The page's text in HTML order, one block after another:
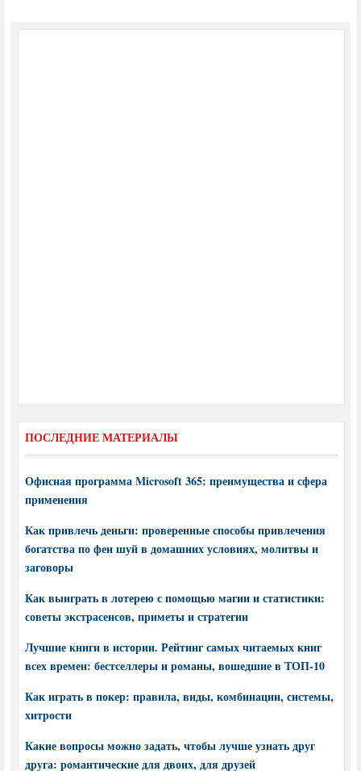
ПОСЛЕДНИЕ МАТЕРИАЛЫ
Офисная программа Microsoft 365: преимущества и сфера
применения
Как привлечь деньги: проверенные способы привлечения
богатства по фен шуй в домашних условиях, молитвы и
заговоры
Как выиграть в лотерею с помощью магии и статистики:
советы экстрасенсов, приметы и стратегии
Лучшие книги в истории. Рейтинг самых читаемых книг
всех времен: бестселлеры и романы, вошедшие в ТОП-10
Как играть в покер: правила, виды, комбинации, системы,
хитрости
Какие вопросы можно задать, чтобы лучше узнать друг
друга: романтические для двоих, для друзей